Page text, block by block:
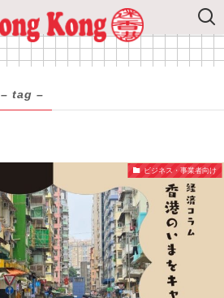
– tag –
ビジネス・事業者向け